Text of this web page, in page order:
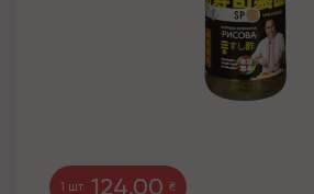
1 шт. 124.00 ₴